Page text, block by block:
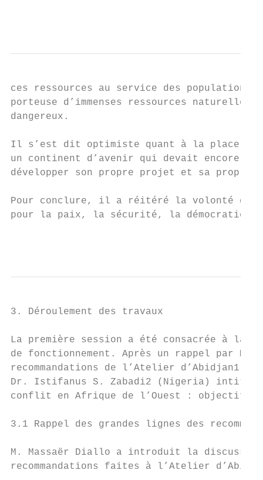
ces ressources au service des
porteuse d’immenses ressources
dangereux.
Il s’est dit optimiste quant à la place de
un continent d’avenir qui devait encore
développer son propre projet et sa
Pour conclure, il a réitéré la volonté de
pour la paix, la sécurité, la démocratie et
3. Déroulement des travaux
La première session a été consacrée à la
de fonctionnement. Après un rappel par M.
recommandations de l’Atelier d’Abidjan1,
Dr. Istifanus S. Zabadi2 (Nigeria)
conflit en Afrique de l’Ouest : objectifs,
3.1 Rappel des grandes lignes des
M. Massaër Diallo a introduit la
recommandations faites à l’Atelier